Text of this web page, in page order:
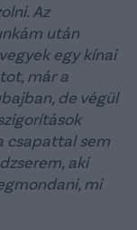
Az
után
egy kínai
már a
de végül
csapattal sem
aki
mi